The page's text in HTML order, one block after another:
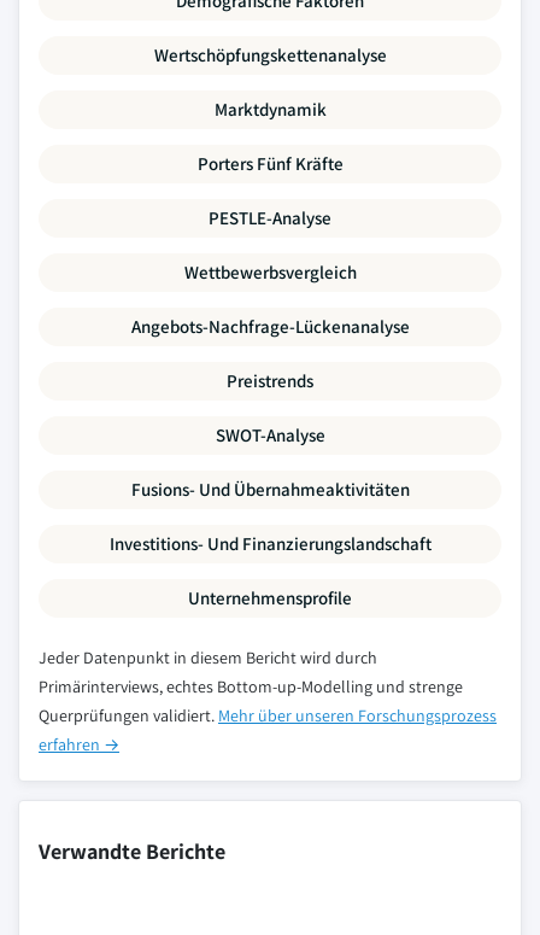
Wertschöpfungskettenanalyse
Marktdynamik
Porters Fünf Kräfte
PESTLE-Analyse
Wettbewerbsvergleich
Angebots-Nachfrage-Lückenanalyse
Preistrends
SWOT-Analyse
Fusions- Und Übernahmeaktivitäten
Investitions- Und Finanzierungslandschaft
Unternehmensprofile
Jeder Datenpunkt in diesem Bericht wird durch
Primärinterviews, echtes Bottom-up-Modelling und strenge
Querprüfungen validiert. Mehr über unseren Forschungsprozess
erfahren →
Verwandte Berichte